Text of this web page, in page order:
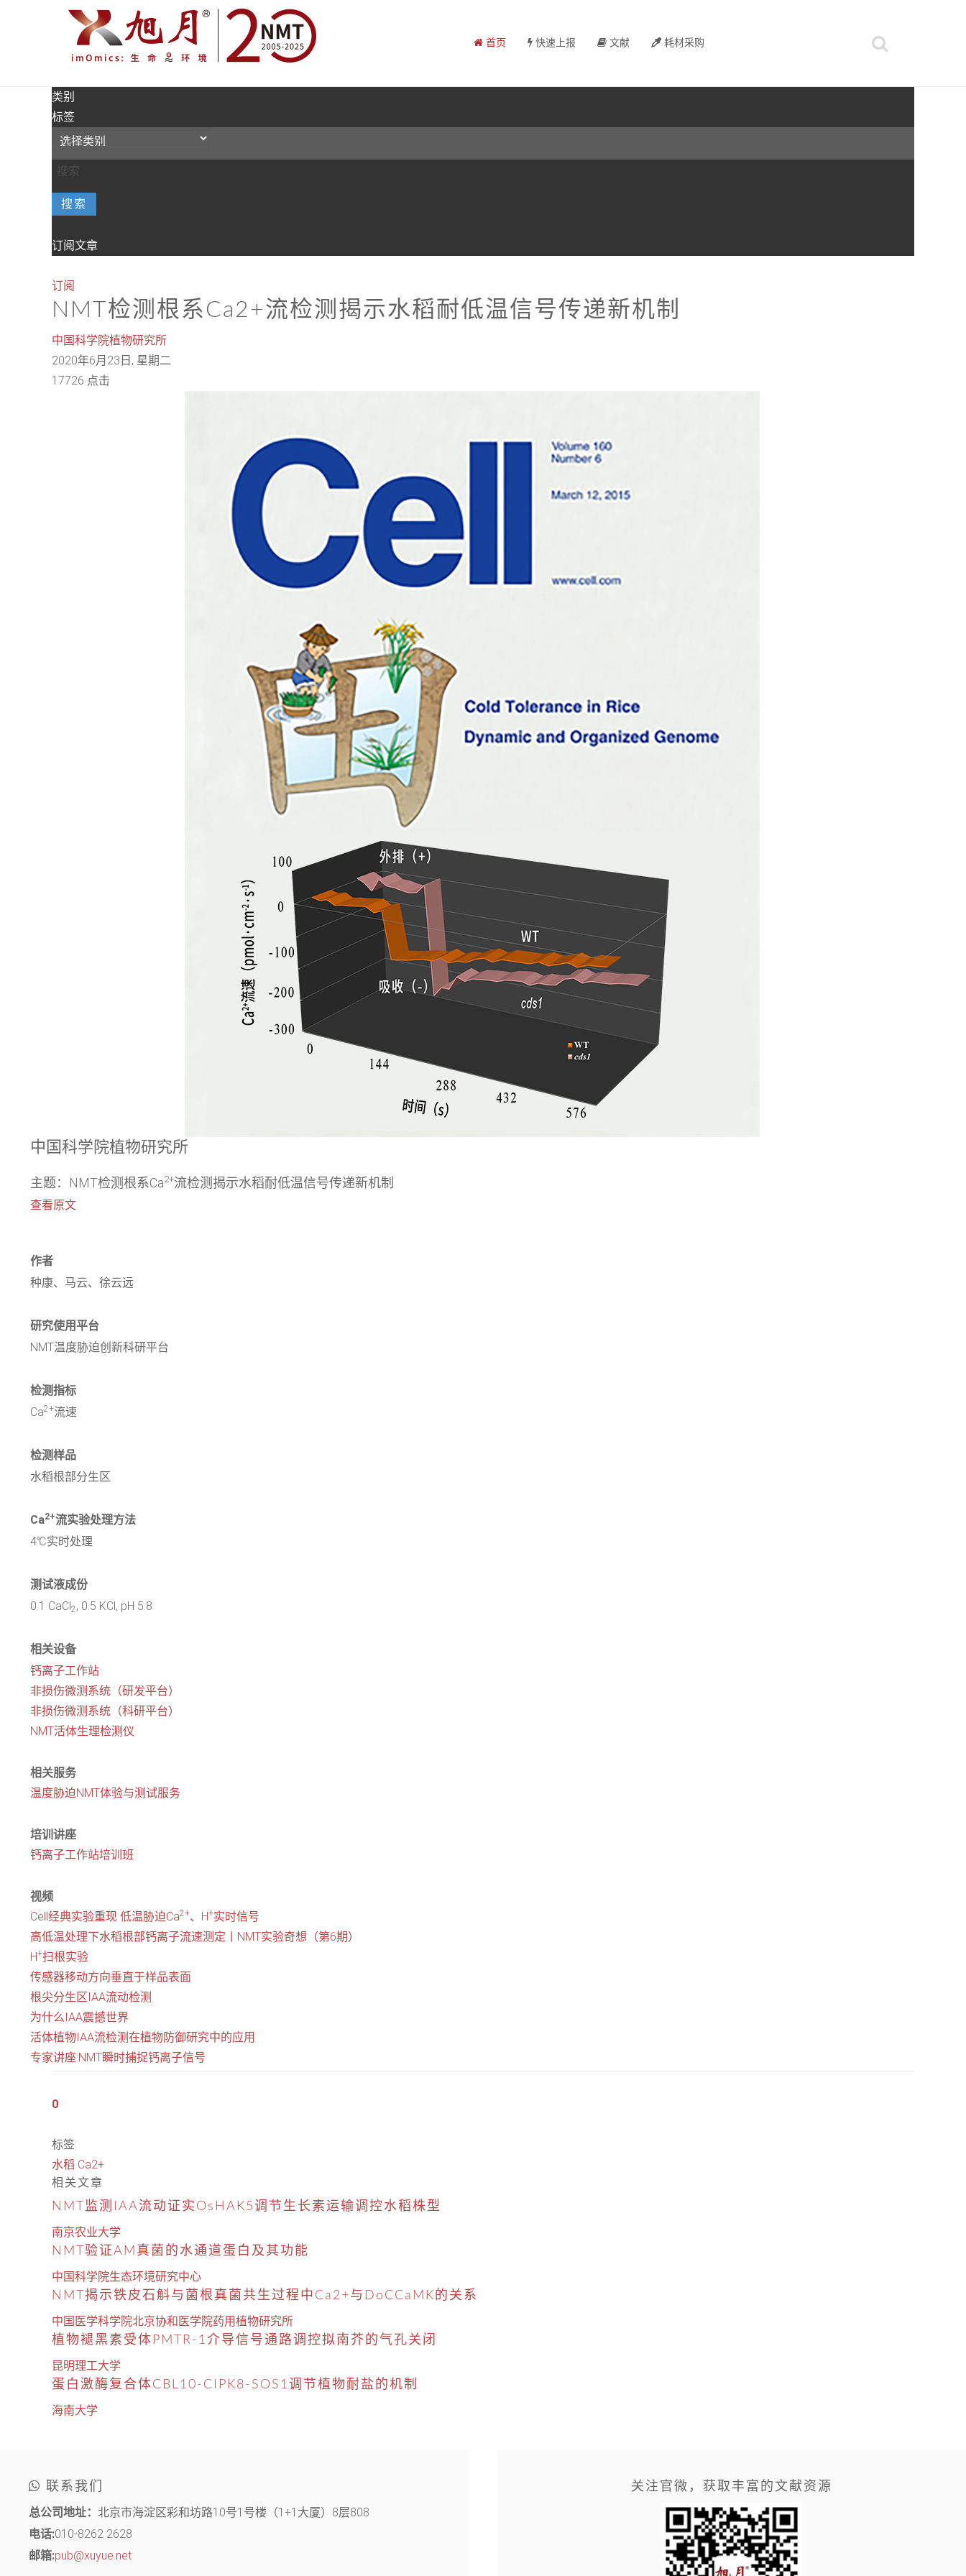
首页 快速上报 文献 耗材采购
类别
标签
搜索
订阅文章
订阅
NMT检测根系Ca2+流检测揭示水稻耐低温信号传递新机制
中国科学院植物研究所
2020年6月23日, 星期二
17726 点击
中国科学院植物研究所
主题：NMT检测根系Ca2+流检测揭示水稻耐低温信号传递新机制
查看原文
作者
种康、马云、徐云远
研究使用平台
NMT温度胁迫创新科研平台
检测指标
Ca2+流速
检测样品
水稻根部分生区
Ca2+流实验处理方法
4℃实时处理
测试液成份
0.1 CaCl2, 0.5 KCl, pH 5.8
相关设备
钙离子工作站
非损伤微测系统（研发平台）
非损伤微测系统（科研平台）
NMT活体生理检测仪
相关服务
温度胁迫NMT体验与测试服务
培训讲座
钙离子工作站培训班
视频
Cell经典实验重现 低温胁迫Ca2+、H+实时信号
高低温处理下水稻根部钙离子流速测定丨NMT实验奇想（第6期）
H+扫根实验
传感器移动方向垂直于样品表面
根尖分生区IAA流动检测
为什么IAA震撼世界
活体植物IAA流检测在植物防御研究中的应用
专家讲座:NMT瞬时捕捉钙离子信号
0
标签:
水稻 Ca2+
相关文章
NMT监测IAA流动证实OsHAK5调节生长素运输调控水稻株型
南京农业大学
NMT验证AM真菌的水通道蛋白及其功能
中国科学院生态环境研究中心
NMT揭示铁皮石斛与菌根真菌共生过程中Ca2+与DoCCaMK的关系
中国医学科学院北京协和医学院药用植物研究所
植物褪黑素受体PMTR-1介导信号通路调控拟南芥的气孔关闭
昆明理工大学
蛋白激酶复合体CBL10-CIPK8-SOS1调节植物耐盐的机制
海南大学
联系我们
总公司地址： 北京市海淀区彩和坊路10号1号楼（1+1大厦）8层808
电话:010-8262 2628
邮箱:pub@xuyue.net
关注官微，获取丰富的文献资源